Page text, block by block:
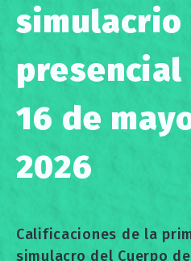
simulacrio
16 de
2026
Calificaciones de la
simulacro del Cuerpo